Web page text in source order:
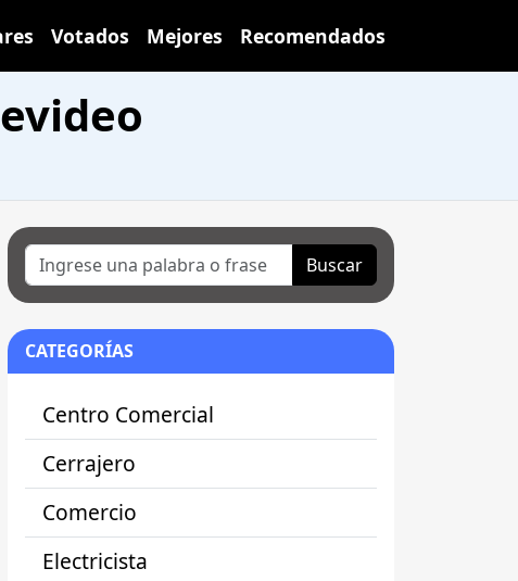
Votados Mejores Recomendados
Buscar
CATEGORÍAS
Centro Comercial
Cerrajero
Comercio
Electricista